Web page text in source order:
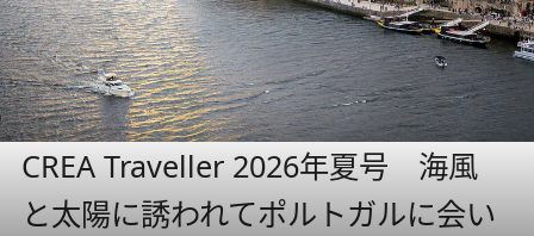
CREA Traveller 2026年夏号 海風
と太陽に誘われてポルトガルに会い